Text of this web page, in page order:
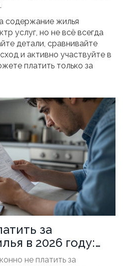
содержание жилья
услуг, но не всё всегда
детали, сравнивайте
и активно участвуйте в
платить только за
за
в 2026 году:
и риски
не платить за